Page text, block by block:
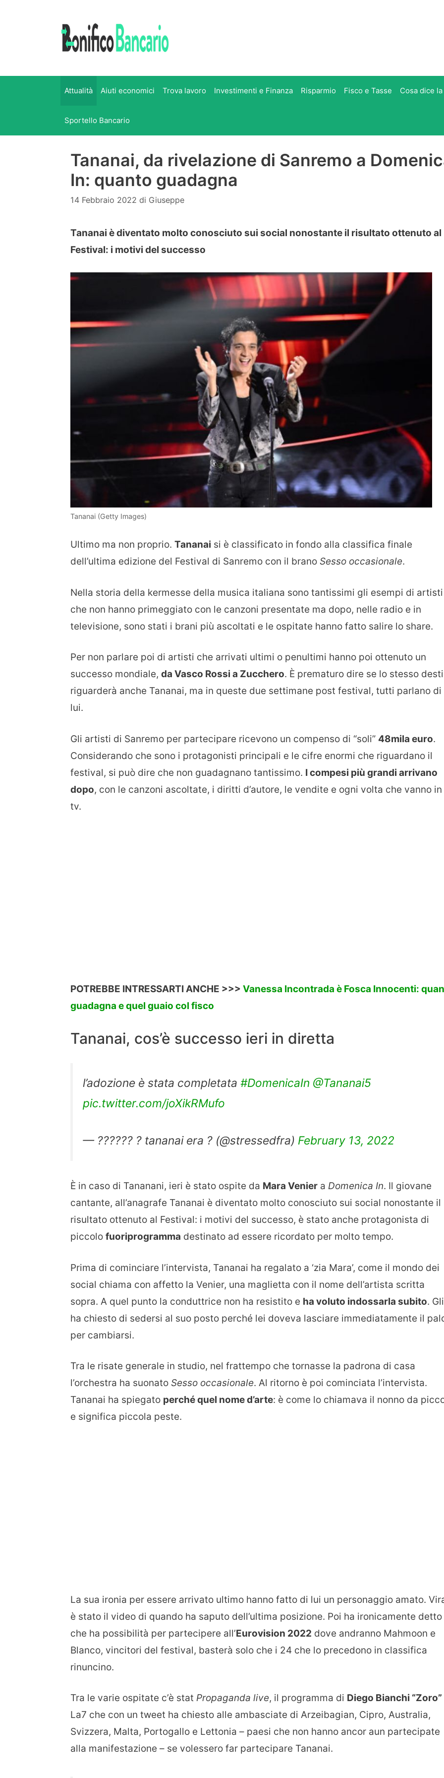
Attualità Aiuti economici Trova lavoro Investimenti e Finanza Risparmio Fisco e Tasse Cosa dice
Sportello Bancario
Tananai, da rivelazione di Sanremo a
In: quanto guadagna
14 Febbraio 2022 di Giuseppe
Tananai è diventato molto conosciuto sui social nonostante il risultato ottenuto al
Festival: i motivi del successo
Tananai (Getty Images)
Ultimo ma non proprio. Tananai si è classificato in fondo alla classifica finale
dell’ultima edizione del Festival di Sanremo con il brano Sesso occasionale.
Nella storia della kermesse della musica italiana sono tantissimi gli esempi di artisti
che non hanno primeggiato con le canzoni presentate ma dopo, nelle radio e in
televisione, sono stati i brani più ascoltati e le ospitate hanno fatto salire lo share.
Per non parlare poi di artisti che arrivati ultimi o penultimi hanno poi ottenuto un
successo mondiale, da Vasco Rossi a Zucchero. È prematuro dire se lo stesso
riguarderà anche Tananai, ma in queste due settimane post festival, tutti parlano di
lui.
Gli artisti di Sanremo per partecipare ricevono un compenso di “soli” 48mila euro.
Considerando che sono i protagonisti principali e le cifre enormi che riguardano il
festival, si può dire che non guadagnano tantissimo. I compesi più grandi arrivano
dopo, con le canzoni ascoltate, i diritti d’autore, le vendite e ogni volta che vanno in
tv.
POTREBBE INTRESSARTI ANCHE >>> Vanessa Incontrada è Fosca Innocenti:
guadagna e quel guaio col fisco
Tananai, cos’è successo ieri in diretta
l’adozione è stata completata #DomenicaIn @Tananai5
pic.twitter.com/joXikRMufo
— ?????? ? tananai era ? (@stressedfra) February 13, 2022
È in caso di Tananani, ieri è stato ospite da Mara Venier a Domenica In . Il giovane
cantante, all’anagrafe Tananai è diventato molto conosciuto sui social nonostante il
risultato ottenuto al Festival: i motivi del successo, è stato anche protagonista di
piccolo fuoriprogramma destinato ad essere ricordato per molto tempo.
Prima di cominciare l’intervista, Tananai ha regalato a ‘zia Mara’, come il mondo dei
social chiama con affetto la Venier, una maglietta con il nome dell’artista scritta
sopra. A quel punto la conduttrice non ha resistito e ha voluto indossarla subito
. Gli
ha chiesto di sedersi al suo posto perché lei doveva lasciare immediatamente il
per cambiarsi.
Tra le risate generale in studio, nel frattempo che tornasse la padrona di casa
l’orchestra ha suonato Sesso occasionale
. Al ritorno è poi cominciata l’intervista.
Tananai ha spiegato perché quel nome d’arte
: è come lo chiamava il nonno da
e significa piccola peste.
La sua ironia per essere arrivato ultimo hanno fatto di lui un personaggio amato.
è stato il video di quando ha saputo dell’ultima posizione. Poi ha ironicamente detto
che ha possibilità per partecipere all’Eurovision 2022 dove andranno Mahmoon e
Blanco, vincitori del festival, basterà solo che i 24 che lo precedono in classifica
rinuncino.
Tra le varie ospitate c’è stat Propaganda live , il programma di Diego Bianchi “Zoro”
La7 che con un tweet ha chiesto alle ambasciate di Arzeibagian, Cipro, Australia,
Svizzera, Malta, Portogallo e Lettonia – paesi che non hanno ancor aun partecipate
alla manifestazione – se volessero far partecipare Tananai.